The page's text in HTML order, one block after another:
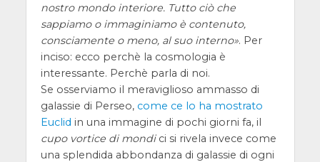
nostro mondo interiore. Tutto ciò che
sappiamo o immaginiamo è contenuto,
consciamente o meno, al suo interno . Per
inciso: ecco perchè la cosmologia è
interessante. Perchè parla di noi.
Se osserviamo il meraviglioso ammasso di
galassie di Perseo, come ce lo ha mostrato
Euclid in una immagine di pochi giorni fa, il
cupo vortice di mondici si rivela invece come
una splendida abbondanza di galassie di ogni